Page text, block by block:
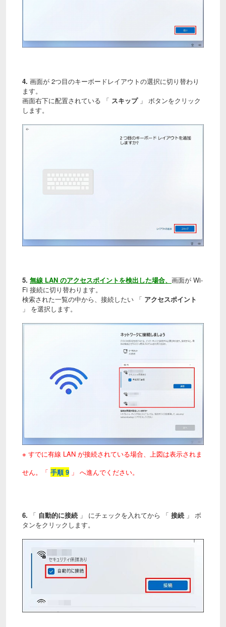
4. 画面が 2つ目のキーボードレイアウトの選択に切り替わり
ます。
画面右下に配置されている 「 スキップ」 ボタンをクリック
します。
5. 無線 LAN のアクセスポイントを検出した場合、 画面が Wi-
Fi 接続に切り替わります。
検索された一覧の中から、接続したい 「 アクセスポイント
」 を選択します。
※ すでに有線 LAN が接続されている場合、上図は表示されま
せん。「 手順 9 」 へ進んでください。
6. 「 自動的に接続 」 にチェックを入れてから 「 接続 」 ボ
タンをクリックします。